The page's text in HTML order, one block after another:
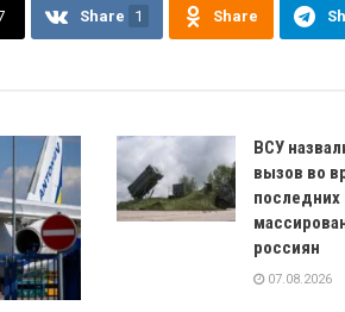
Share 1 Share
ВСУ
вызов во
последних
россиян
07.08.2026